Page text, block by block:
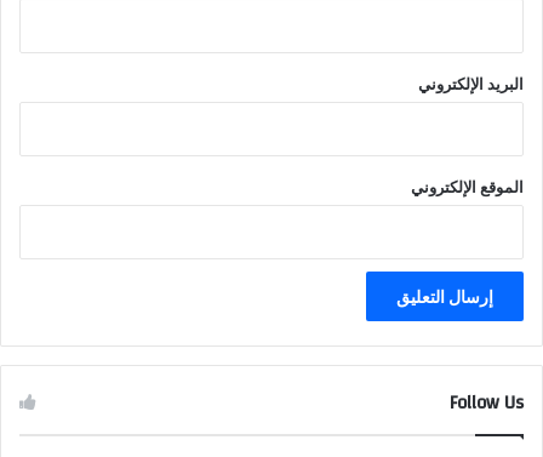
البريد الإلكتروني
الموقع الإلكتروني
Follow Us